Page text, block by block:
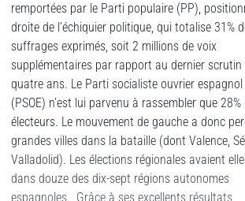
remportées par le Parti populaire (PP),
droite de l’échiquier politique, qui totalise 31%
suffrages exprimés, soit 2 millions de voix
supplémentaires par rapport au dernier scrutin
quatre ans. Le Parti socialiste ouvrier espagnol
(PSOE) n’est lui parvenu à rassembler que 28%
électeurs. Le mouvement de gauche a donc
grandes villes dans la bataille (dont Valence,
Valladolid). Les élections régionales avaient
dans douze des dix-sept régions autonomes
espagnoles. Grâce à ses excellents résultats